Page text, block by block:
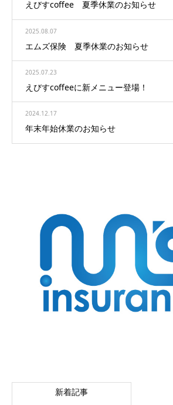
えびすcoffee 夏季休業のお知らせ
2025.08.07
エムズ保険 夏季休業のお知らせ
2025.07.23
えびすcoffeeに新メニュー登場！
2024.12.17
年末年始休業のお知らせ
新着記事